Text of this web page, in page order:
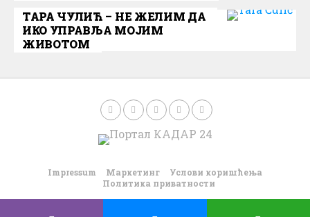
ТАРА ЧУЛИЋ – НЕ ЖЕЛИМ ДА
ИКО УПРАВЉА МОЈИМ
ЖИВОТОМ
Impressum Маркетинг
Услови коришћења
Политика приватности